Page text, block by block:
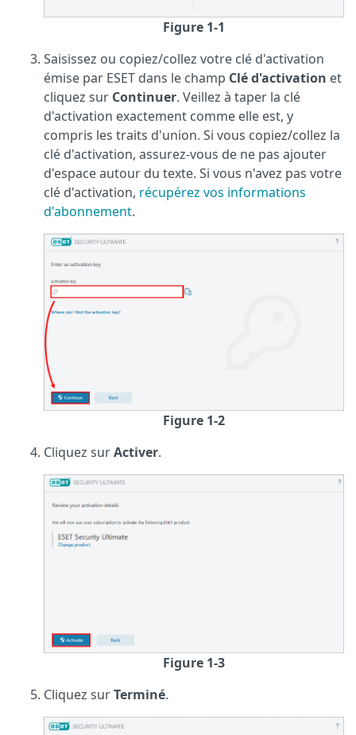
Figure 1-1
Saisissez ou copiez/collez votre clé d'activation
émise par ESET dans le champ Clé d'activation et
cliquez sur Continuer. Veillez à taper la clé
d'activation exactement comme elle est, y
compris les traits d'union. Si vous copiez/collez la
clé d'activation, assurez-vous de ne pas ajouter
d'espace autour du texte. Si vous n'avez pas votre
clé d'activation, récupérez vos informations
d'abonnement.
Figure 1-2
Cliquez surActiver.
Figure 1-3
Cliquez surTerminé.